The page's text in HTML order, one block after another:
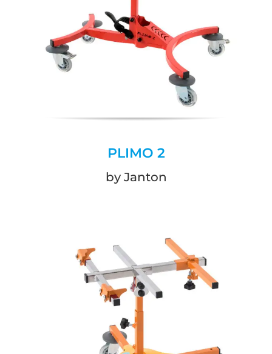
PLIMO 2
by Janton